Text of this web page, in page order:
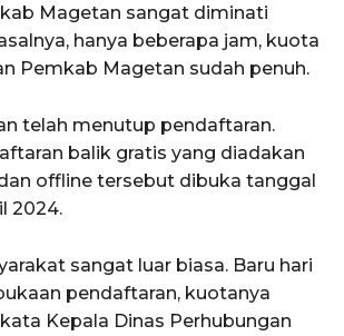
Magetan sangat diminati
hanya beberapa jam, kuota
Pemkab Magetan sudah penuh.
telah menutup pendaftaran.
balik gratis yang diadakan
offline tersebut dibuka tanggal
2024.
sangat luar biasa. Baru hari
pendaftaran, kuotanya
Kepala Dinas Perhubungan